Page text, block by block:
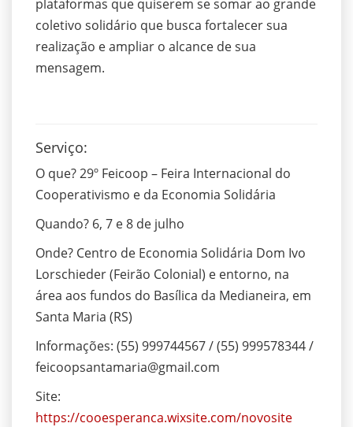
plataformas que quiserem se somar ao grande
coletivo solidário que busca fortalecer sua
realização e ampliar o alcance de sua
mensagem.
Serviço:
O que? 29º Feicoop – Feira Internacional do
Cooperativismo e da Economia Solidária
Quando? 6, 7 e 8 de julho
Onde? Centro de Economia Solidária Dom Ivo
Lorschieder (Feirão Colonial) e entorno, na
área aos fundos do Basílica da Medianeira, em
Santa Maria (RS)
Informações: (55) 999744567 / (55) 999578344 /
feicoopsantamaria@gmail.com
Site:
https://cooesperanca.wixsite.com/novosite